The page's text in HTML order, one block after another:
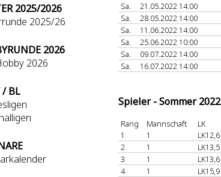
2025/2026
2025/26
2026
2026
/ BL
Sa.
21.05.2022 14:00
Sa.
28.05.2022 14:00
Sa.
11.06.2022 14:00
Sa.
25.06.2022 10:00
Sa.
09.07.2022 14:00
Sa.
16.07.2022 14:00
Spieler - Sommer 2022
Rang Mannschaft LK
1
1 LK12,6
2
1 LK13,5
3
1 LK13,6
4
1 LK15,9